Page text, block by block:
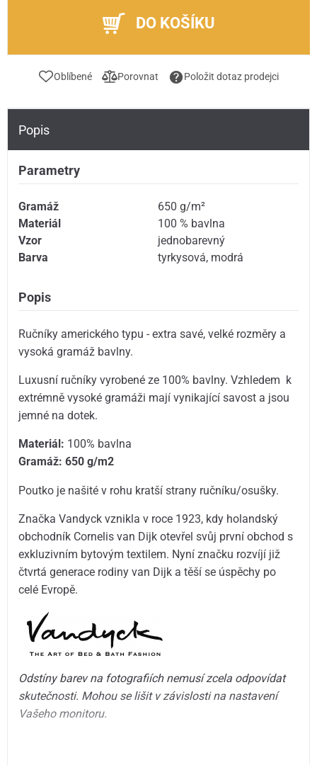
DO KOŠÍKU
Oblíbené Porovnat Položit dotaz prodejci
Popis
Parametry
Gramáž
650 g/m²
Materiál
100 % bavlna
Vzor
jednobarevný
Barva
tyrkysová, modrá
Popis
Ručníky amerického typu - extra savé, velké rozměry a
vysoká gramáž bavlny.
Luxusní ručníky vyrobené ze 100% bavlny. Vzhledem k
extrémně vysoké gramáži mají vynikající savost a jsou
jemné na dotek.
Materiál: 100% bavlna
Gramáž: 650 g/m2
Poutko je našité v rohu kratší strany ručníku/osušky.
Značka Vandyck vznikla v roce 1923, kdy holandský
obchodník Cornelis van Dijk otevřel svůj první obchod s
exkluzivním bytovým textilem. Nyní značku rozvíjí již
čtvrtá generace rodiny van Dijk a těší se úspěchy po
celé Evropě.
Odstíny barev na fotografiích nemusí zcela odpovídat
skutečnosti. Mohou se lišit v závislosti na nastavení
Vašeho monitoru.